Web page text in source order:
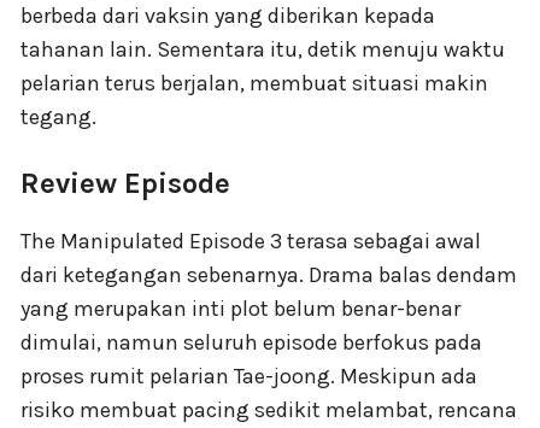
berbeda dari vaksin yang diberikan kepada
tahanan lain. Sementara itu, detik menuju waktu
pelarian terus berjalan, membuat situasi makin
tegang.
Review Episode
The Manipulated Episode 3 terasa sebagai awal
dari ketegangan sebenarnya. Drama balas dendam
yang merupakan inti plot belum benar-benar
dimulai, namun seluruh episode berfokus pada
proses rumit pelarian Tae-joong. Meskipun ada
risiko membuat pacing sedikit melambat, rencana